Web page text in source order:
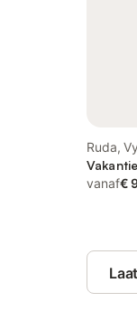
Ruda,
vanaf€